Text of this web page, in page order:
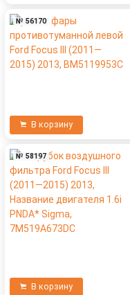
№ 56170
В корзину
№ 58197
В корзину